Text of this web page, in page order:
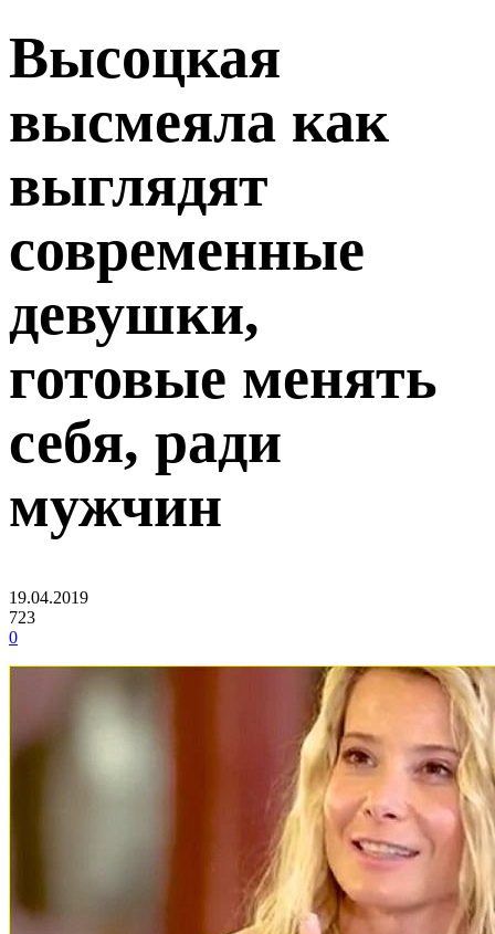
Высоцкая
высмеяла как
выглядят
современные
девушки,
готовые менять
себя, ради
мужчин
19.04.2019
723
0